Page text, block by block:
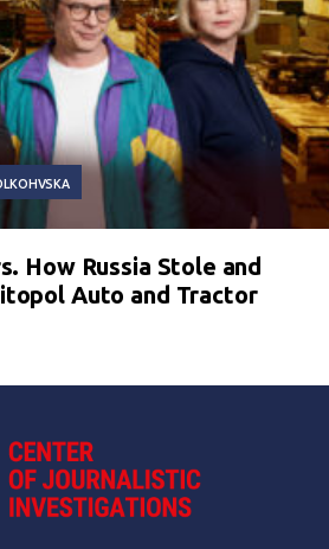
How Russia Stole and
Auto and Tractor